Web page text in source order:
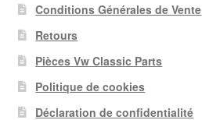
Conditions Générales de Vente
Retours
Pièces Vw Classic Parts
Politique de cookies
Déclaration de confidentialité